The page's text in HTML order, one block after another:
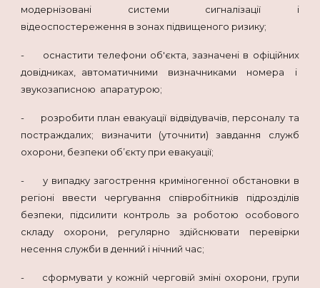
модернізовані системи сигналізації і
відеоспостереження в зонах підвищеного ризику;
- оснастити телефони об'єкта, зазначені в офіційних
довідниках, автоматичними визначниками номера і
звукозаписною апаратурою;
- розробити план евакуації відвідувачів, персоналу та
постраждалих; визначити (уточнити) завдання служб
охорони, безпеки об’єкту при евакуації;
- у випадку загострення криміногенної обстановки в
регіоні ввести чергування співробітників підрозділів
безпеки, підсилити контроль за роботою особового
складу охорони, регулярно здійснювати перевірки
несення служби в денний і нічний час;
- сформувати у кожній черговій зміні охорони, групи